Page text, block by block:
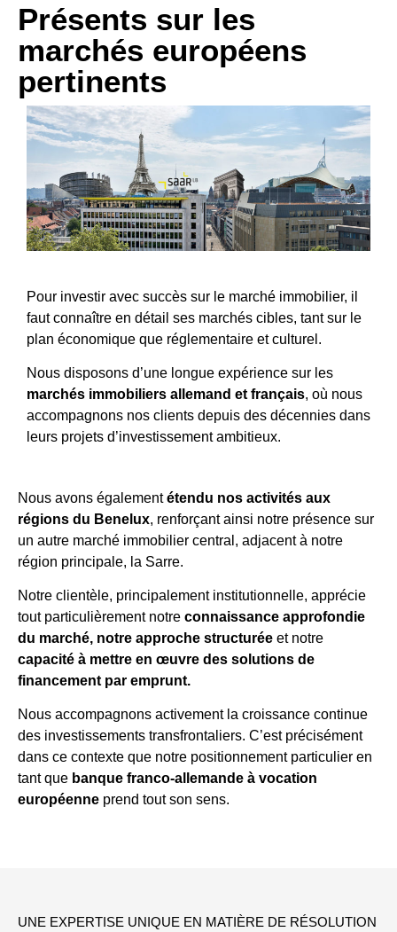
Présents sur les
marchés européens
pertinents
Pour investir avec succès sur le marché immobilier, il
faut connaître en détail ses marchés cibles, tant sur le
plan économique que réglementaire et culturel.
Nous disposons d’une longue expérience sur les
marchés immobiliers allemand et français, où nous
accompagnons nos clients depuis des décennies dans
leurs projets d’investissement ambitieux.
Nous avons égalementétendu nos activités aux
régions du Benelux, renforçant ainsi notre présence sur
un autre marché immobilier central, adjacent à notre
région principale, la Sarre.
Notre clientèle, principalement institutionnelle, apprécie
tout particulièrement notre connaissance approfondie
du marché, notre approche structurée et notre
capacité à mettre en œuvre des solutions de
financement par emprunt.
Nous accompagnons activement la croissance continue
des investissements transfrontaliers. C’est précisément
dans ce contexte que notre positionnement particulier en
tant que banque franco-allemande à vocation
européenne prend tout son sens.
UNE EXPERTISE UNIQUE EN MATIÈRE DE RÉSOLUTION